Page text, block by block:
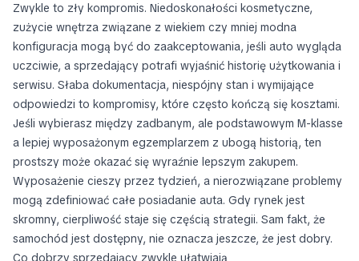
Zwykle to zły kompromis. Niedoskonałości kosmetyczne,
zużycie wnętrza związane z wiekiem czy mniej modna
konfiguracja mogą być do zaakceptowania, jeśli auto wygląda
uczciwie, a sprzedający potrafi wyjaśnić historię użytkowania i
serwisu. Słaba dokumentacja, niespójny stan i wymijające
odpowiedzi to kompromisy, które często kończą się kosztami.
Jeśli wybierasz między zadbanym, ale podstawowym M-klasse
a lepiej wyposażonym egzemplarzem z ubogą historią, ten
prostszy może okazać się wyraźnie lepszym zakupem.
Wyposażenie cieszy przez tydzień, a nierozwiązane problemy
mogą zdefiniować całe posiadanie auta. Gdy rynek jest
skromny, cierpliwość staje się częścią strategii. Sam fakt, że
samochód jest dostępny, nie oznacza jeszcze, że jest dobry.
Co dobrzy sprzedający zwykle ułatwiają